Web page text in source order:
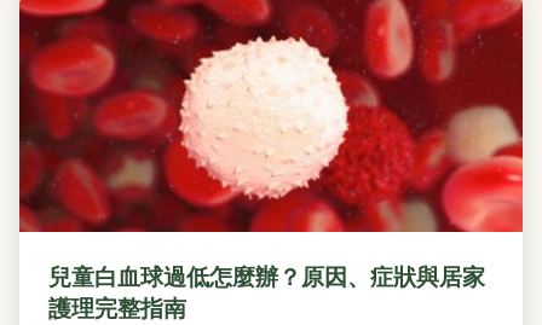
兒童白血球過低怎麼辦？原因、症狀與居家
護理完整指南